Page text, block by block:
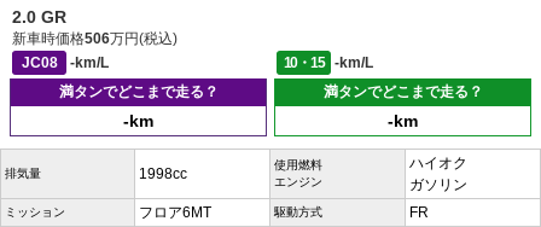
2.0 GR
新車時価格506万円(税込)
JC08
-km/L 10・15
-km/L
満タンでどこまで走る？
-km
満タンでどこまで走る？
-km
排気量 1998cc
使用燃料
エンジン
ハイオク
ガソリン
ミッション フロア6MT 駆動方式 FR